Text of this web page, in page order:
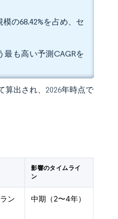
の68.42%を占め、セ
最も高い予測CAGRを
算出され、2026年時点で
影響のタイムライ
ン
ン
中期（2〜4年）